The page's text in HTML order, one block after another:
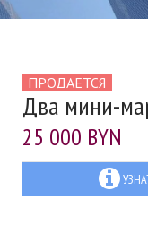
ПРОДАЕТСЯ
Два мини-
25 000 BYN